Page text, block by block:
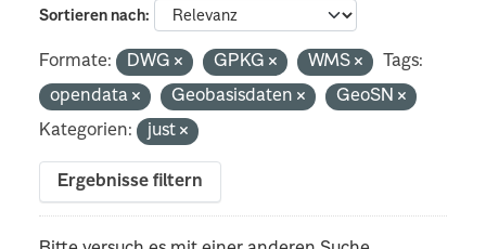
Sortieren nach
Formate: DWG GPKG WMS
Tags:
opendata
Geobasisdaten
GeoSN
Kategorien:
just
Ergebnisse filtern